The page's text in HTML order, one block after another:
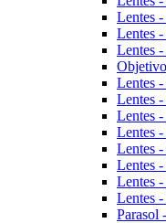
Lentes
Lentes
Lentes
Lentes
Lentes
Lentes
Lentes
Lentes
Lentes
Lentes
Lentes -